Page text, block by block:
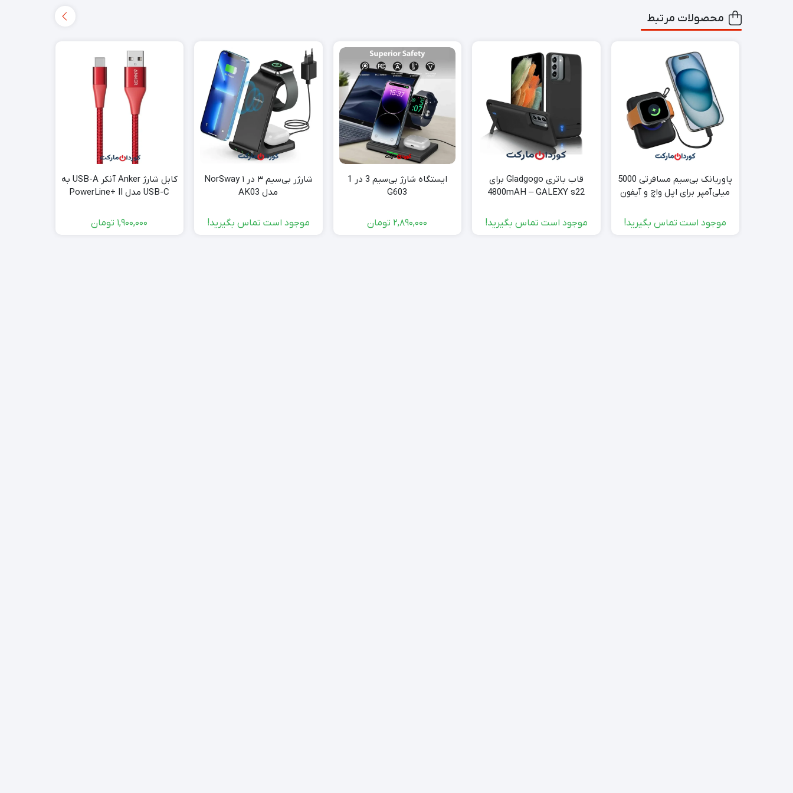
محصولات مرتبط
پاوربانک بی‌سیم مسافرتی 5000
میلی‌آمپر برای اپل واچ و آیفون
موجود است تماس بگیرید!
قاب باتری Gladgogo برای
4800mAH – GALEXY s22
موجود است تماس بگیرید!
ایستگاه شارژ بی‌سیم 3 در 1
G603
2,890,000 تومان
شارژر بی‌سیم ۳ در ۱ NorSway
مدل AK03
موجود است تماس بگیرید!
کابل شارژ Anker آنکر USB-A به
USB-C مدل PowerLine+ II
1,900,000 تومان